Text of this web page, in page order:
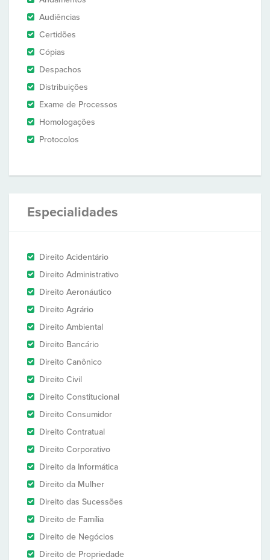
Audiências
Certidões
Cópias
Despachos
Distribuições
Exame de Processos
Homologações
Protocolos
Especialidades
Direito Acidentário
Direito Administrativo
Direito Aeronáutico
Direito Agrário
Direito Ambiental
Direito Bancário
Direito Canônico
Direito Civil
Direito Constitucional
Direito Consumidor
Direito Contratual
Direito Corporativo
Direito da Informática
Direito da Mulher
Direito das Sucessões
Direito de Família
Direito de Negócios
Direito de Propriedade